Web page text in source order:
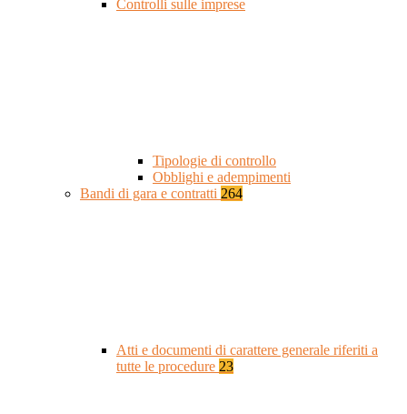
Controlli sulle imprese
Tipologie di controllo
Obblighi e adempimenti
Bandi di gara e contratti 264
Atti e documenti di carattere generale riferiti a
tutte le procedure 23